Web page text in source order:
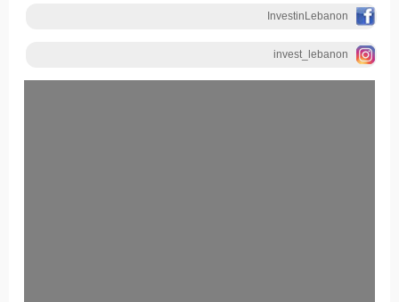
InvestinLebanon
invest_lebanon